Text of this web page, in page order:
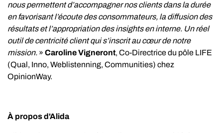
nous permettent d’accompagner nos clients dans la durée
en favorisant l’écoute des consommateurs, la diffusion des
résultats et l’appropriation des insights en interne. Un réel
outil de centricité client qui s’inscrit au cœur de notre
mission. » Caroline Vigneront, Co-Directrice du pôle LIFE
(Qual, Inno, Weblistenning, Communities) chez
OpinionWay.
À propos d'Alida